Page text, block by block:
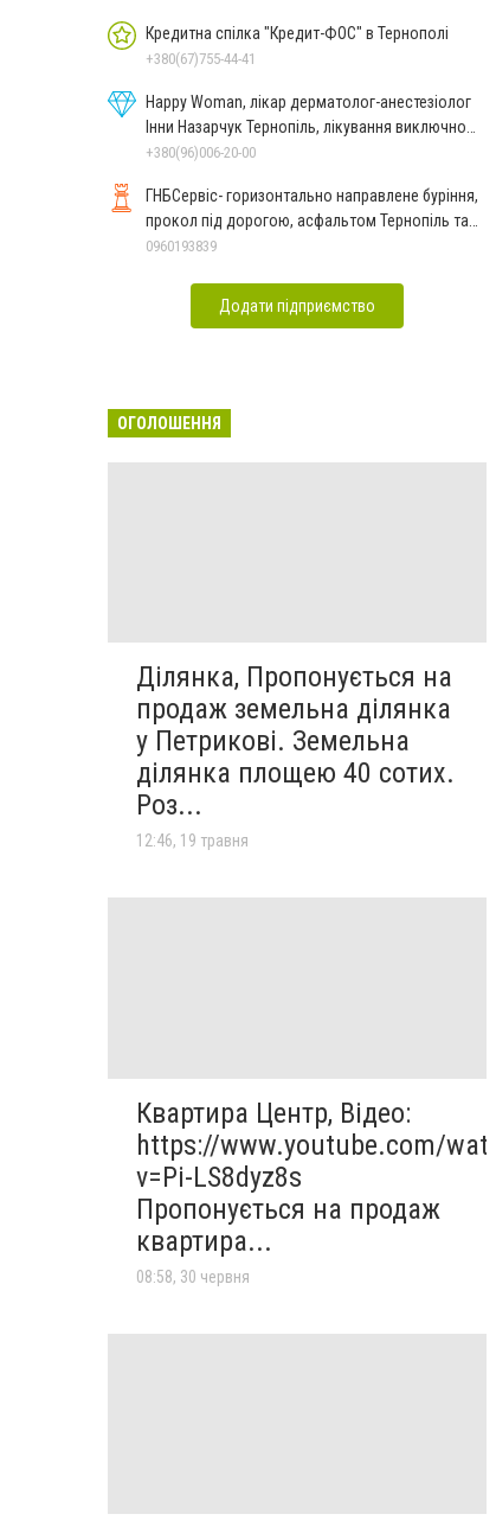
Кредитна спілка "Кредит-ФОС" в Тернополі
+380(67)755-44-41
Happy Woman, лікар дерматолог-анестезіолог
Інни Назарчук Тернопіль, лікування виключно
важких станів
+380(96)006-20-00
ГНБСервіс- горизонтально направлене буріння,
прокол під дорогою, асфальтом Тернопіль та
західні обл
0960193839
Додати підприємство
ОГОЛОШЕННЯ
Ділянка, Пропонується на
продаж земельна ділянка
у Петрикові. Земельна
ділянка площею 40 сотих.
Роз...
12:46, 19 травня
Квартира Центр, Відео:
https://www.youtube.com/
v=Pi-LS8dyz8s
Пропонується на продаж
квартира...
08:58, 30 червня